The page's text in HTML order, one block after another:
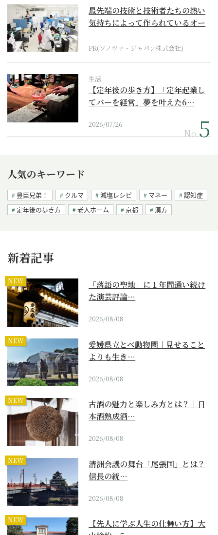
最先端の技術と技術者たちの熱い
気持ちによって作られているオー
PR(ソノヴァ・ジャパン株式会社)
生活
【定年後の歩き方】「定年起業し
てバーを経営」夢を叶えた6…
2026/07/26
No.
人気のキーワード
豊臣兄弟！ クルマ 減塩レシピ マネー
認知症
定年後の歩き方
老人ホーム 京都 漢方
新着記事
NEW
「落語の聖地」に１年間通い続け
た演芸評論…
2026/08/08
NEW
愛媛県立とべ動物園｜見せること
よりも生き…
2026/08/08
NEW
古酒の魅力と楽しみ方とは？｜日
本酒熟成酒…
2026/08/08
NEW
清洲会議の舞台「尾張国」とは？
信長の統…
2026/08/08
NEW
【先人に学ぶ人生の仕舞い方】大